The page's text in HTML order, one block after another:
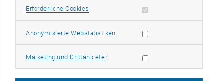
wählen Sie vorab die beiden Themen aus, die Sie am meisten
interessieren und haben dann die Möglichkeit, Werkstätten und
VizerektorInnen oder Dekanen Erfahrungen auszutauschen.
räumliche Orientierung unterstützen, und Sie können so gemeinsam
Erforderliche Cookies Erforderliche Cookies zulassen
Anonymisierte WebstatistikenStatistik Cookies zulassen
Marketing und DrittanbieterMarketing Cookies zulassen